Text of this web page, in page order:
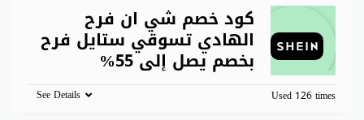
كود خصم شي ان فرح
الهادي تسوقي ستايل فرح
بخصم يصل إلى 55%
Used 126 times
See Details